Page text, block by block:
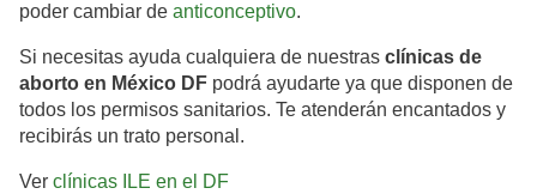
poder cambiar de anticonceptivo.
Si necesitas ayuda cualquiera de nuestras clínicas de
aborto en México DF podrá ayudarte ya que disponen de
todos los permisos sanitarios. Te atenderán encantados y
recibirás un trato personal.
Ver clínicas ILE en el DF